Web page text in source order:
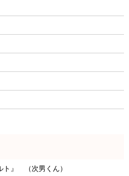
』 （次男くん）